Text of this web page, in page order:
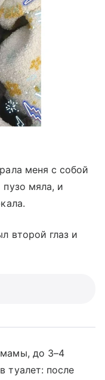
меня с собой
мяла, и
второй глаз и
до 3–4
туалет: после